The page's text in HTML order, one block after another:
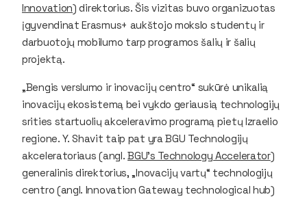
Innovation) direktorius. Šis vizitas buvo organizuotas
įgyvendinat Erasmus+ aukštojo mokslo studentų ir
darbuotojų mobilumo tarp programos šalių ir šalių
projektą.
„Bengis verslumo ir inovacijų centro“ sukūrė unikalią
inovacijų ekosistemą bei vykdo geriausią technologijų
srities startuolių akceleravimo programą pietų Izraelio
regione. Y. Shavit taip pat yra BGU Technologijų
akceleratoriaus (angl.BGU’s Technology Accelerator)
generalinis direktorius, „Inovacijų vartų“ technologijų
centro (angl. Innovation Gateway technological hub)